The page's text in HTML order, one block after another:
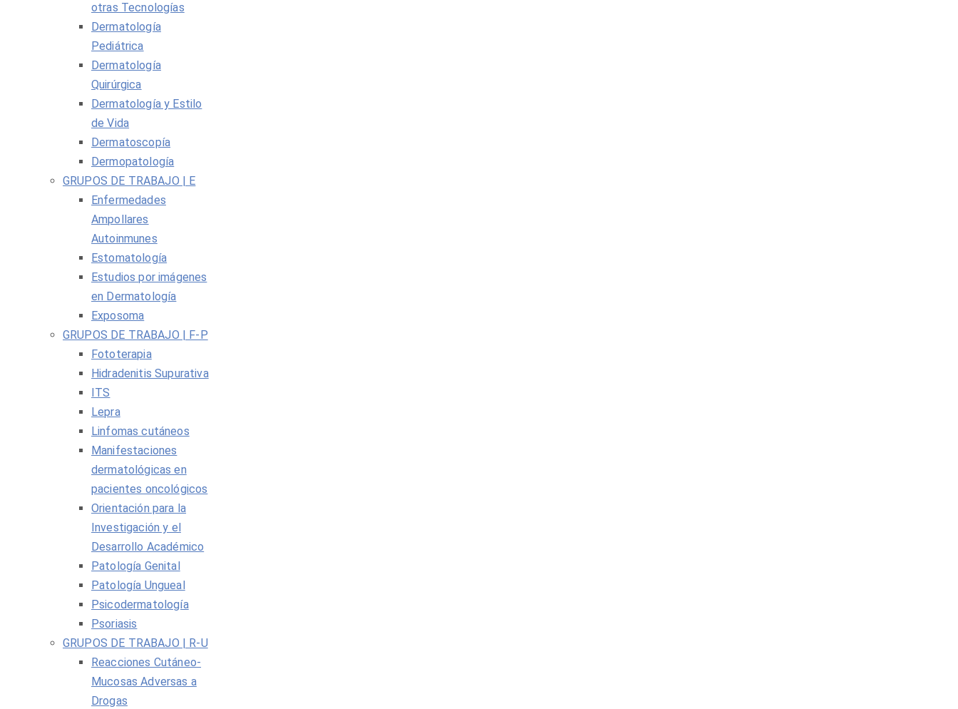
otras Tecnologías
Dermatología
Pediátrica
Dermatología
Quirúrgica
Dermatología y Estilo
de Vida
Dermatoscopía
Dermopatología
GRUPOS DE TRABAJO | E
Enfermedades
Ampollares
Autoinmunes
Estomatología
Estudios por imágenes
en Dermatología
Exposoma
GRUPOS DE TRABAJO | F-P
Fototerapia
Hidradenitis Supurativa
ITS
Lepra
Linfomas cutáneos
Manifestaciones
dermatológicas en
pacientes oncológicos
Orientación para la
Investigación y el
Desarrollo Académico
Patología Genital
Patología Ungueal
Psicodermatología
Psoriasis
GRUPOS DE TRABAJO | R-U
Reacciones Cutáneo-
Mucosas Adversas a
Drogas